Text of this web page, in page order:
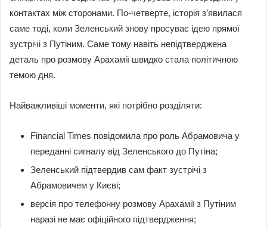
контактах між сторонами. По-четверте, історія з’явилася
саме тоді, коли Зеленський знову просуває ідею прямої
зустрічі з Путіним. Саме тому навіть непідтверджена
деталь про розмову Арахамії швидко стала політичною
темою дня.
Найважливіші моменти, які потрібно розділяти:
Financial Times повідомила про роль Абрамовича у
переданні сигналу від Зеленського до Путіна;
Зеленський підтвердив сам факт зустрічі з
Абрамовичем у Києві;
версія про телефонну розмову Арахамії з Путіним
наразі не має офіційного підтвердження;